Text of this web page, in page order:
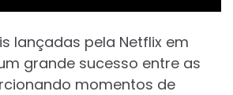
lançadas pela Netflix em
grande sucesso entre as
momentos de